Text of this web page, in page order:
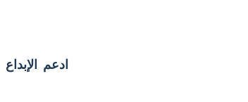
ادعم الإبداع